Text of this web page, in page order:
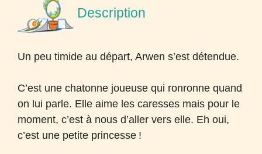
Description
Un peu timide au départ, Arwen s’est détendue.
C’est une chatonne joueuse qui ronronne quand
on lui parle. Elle aime les caresses mais pour le
moment, c’est à nous d’aller vers elle. Eh oui,
c’est une petite princesse !